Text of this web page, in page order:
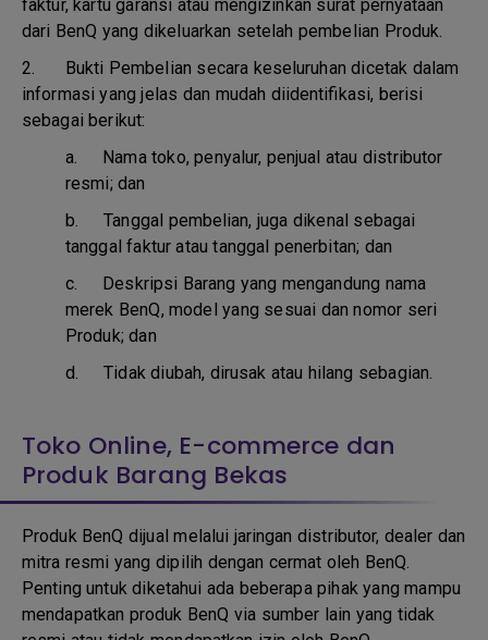
faktur, kartu garansi atau mengizinkan surat pernyataan
dari BenQ yang dikeluarkan setelah pembelian Produk.
2. Bukti Pembelian secara keseluruhan dicetak dalam
informasi yang jelas dan mudah diidentifikasi, berisi
sebagai berikut:
a. Nama toko, penyalur, penjual atau distributor
resmi; dan
b. Tanggal pembelian, juga dikenal sebagai
tanggal faktur atau tanggal penerbitan; dan
c. Deskripsi Barang yang mengandung nama
merek BenQ, model yang sesuai dan nomor seri
Produk; dan
d.Tidak diubah, dirusak atau hilang sebagian.
Toko Online, E-commerce dan
Produk Barang Bekas
Produk BenQ dijual melalui jaringan distributor, dealer dan
mitra resmi yang dipilih dengan cermat oleh BenQ.
Penting untuk diketahui ada beberapa pihak yang mampu
mendapatkan produk BenQ via sumber lain yang tidak